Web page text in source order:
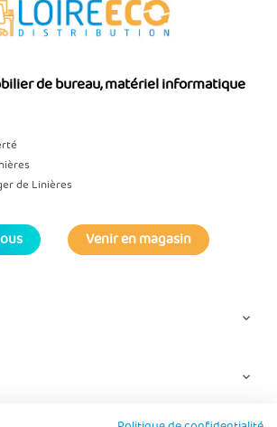
de bureau, matériel informatique
de Linières
Venir en magasin

